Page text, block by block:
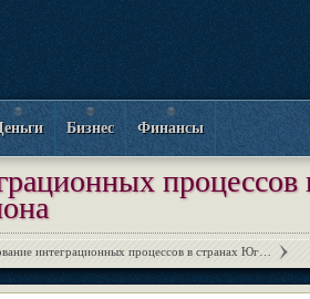
Бизнес Финансы
интеграционных процессов в странах Юг…